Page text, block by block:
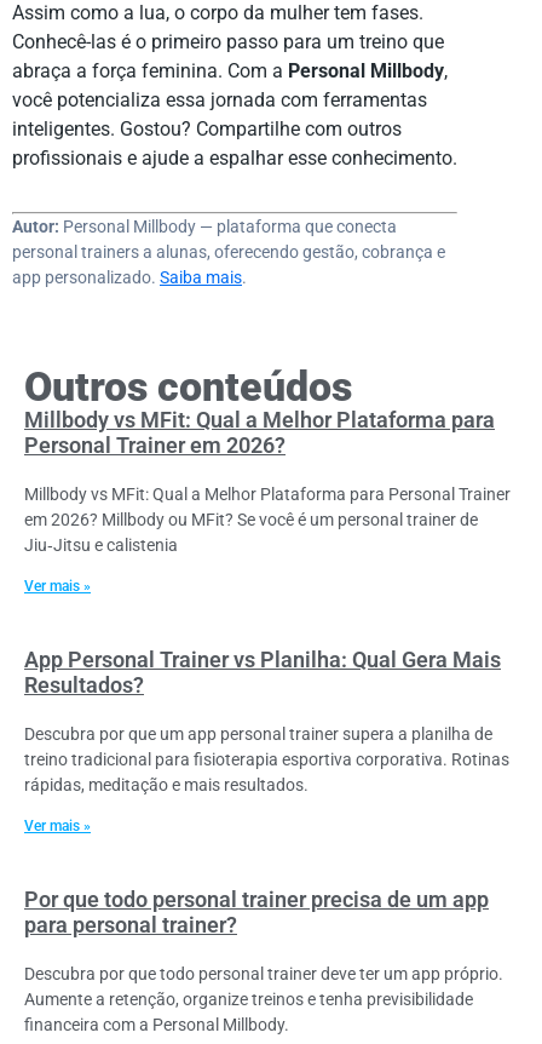
Assim como a lua, o corpo da mulher tem fases.
Conhecê-las é o primeiro passo para um treino que
abraça a força feminina. Com a Personal Millbody,
você potencializa essa jornada com ferramentas
inteligentes. Gostou? Compartilhe com outros
profissionais e ajude a espalhar esse conhecimento.
Autor: Personal Millbody — plataforma que conecta
personal trainers a alunas, oferecendo gestão, cobrança e
app personalizado. Saiba mais.
Outros conteúdos
Millbody vs MFit: Qual a Melhor Plataforma para
Personal Trainer em 2026?
Millbody vs MFit: Qual a Melhor Plataforma para Personal Trainer
em 2026? Millbody ou MFit? Se você é um personal trainer de
Jiu‑Jitsu e calistenia
Ver mais »
App Personal Trainer vs Planilha: Qual Gera Mais
Resultados?
Descubra por que um app personal trainer supera a planilha de
treino tradicional para fisioterapia esportiva corporativa. Rotinas
rápidas, meditação e mais resultados.
Ver mais »
Por que todo personal trainer precisa de um app
para personal trainer?
Descubra por que todo personal trainer deve ter um app próprio.
Aumente a retenção, organize treinos e tenha previsibilidade
financeira com a Personal Millbody.